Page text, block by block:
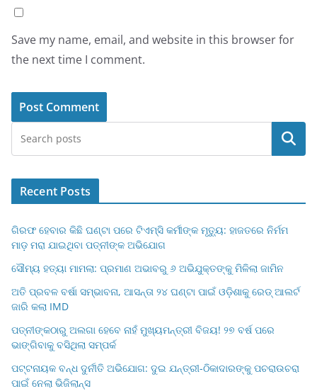
Save my name, email, and website in this browser for
the next time I comment.
Search
Recent Posts
ଗିରଫ ହେବାର କିଛି ଘଣ୍ଟା ପରେ ଟିଏମ୍‌ସି କର୍ମୀଙ୍କ ମୃତ୍ୟୁ: ହାଜତରେ ନିର୍ମମ
ମାଡ଼ ମରା ଯାଇଥିବା‌ ପତ୍ନୀଙ୍କ ଅଭିଯୋଗ
ସୌମ୍ୟ ହତ୍ୟା ମାମଲା: ପ୍ରମାଣ ଅଭାବରୁ ୬ ଅଭିଯୁକ୍ତଙ୍କୁ ମିଳିଲା ଜାମିନ
ଅତି ପ୍ରବଳ ବର୍ଷା ସମ୍ଭାବନା, ଆସନ୍ତା ୨୪ ଘଣ୍ଟା ପାଇଁ ଓଡ଼ିଶାକୁ ରେଡ୍ ଆଲର୍ଟ
ଜାରି କଲା IMD
ପତ୍ନୀଙ୍କଠାରୁ ଅଲଗା ହେବେ ନାହଁ ମୁଖ୍ୟମନ୍ତ୍ରୀ ବିଜୟ! ୨୭ ବର୍ଷ ପରେ
ଭାଙ୍ଗିବାକୁ ବସିଥିଲା ସମ୍ପର୍କ
ପଟ୍ଟନାୟକ ବନ୍ଧ ଦୁର୍ନୀତି ଅଭିଯୋଗ: ଦୁଇ ଯନ୍ତ୍ରୀ-ଠିକାଦାରଙ୍କୁ ପଚରାଉଚରା
ପାଇଁ ନେଲା ଭିଜିଲାନ୍ସ